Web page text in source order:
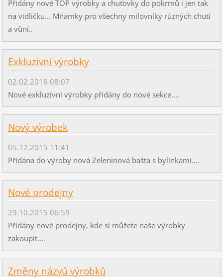
Přidány nové TOP výrobky a chuťovky do pokrmů i jen tak
na vidličku... Mńamky pro všechny milovníky různých chutí
a vůní..
Exkluzivní výrobky
02.02.2016 08:07
Nové exkluzivní výrobky přidány do nové sekce....
Nový výrobek
05.12.2015 11:41
Přidána do výroby nová Zeleninová bašta s bylinkami....
Nové prodejny
29.10.2015 06:59
Přidány nové prodejny, kde si můžete naše výrobky
zakoupit....
Změny názvů výrobků